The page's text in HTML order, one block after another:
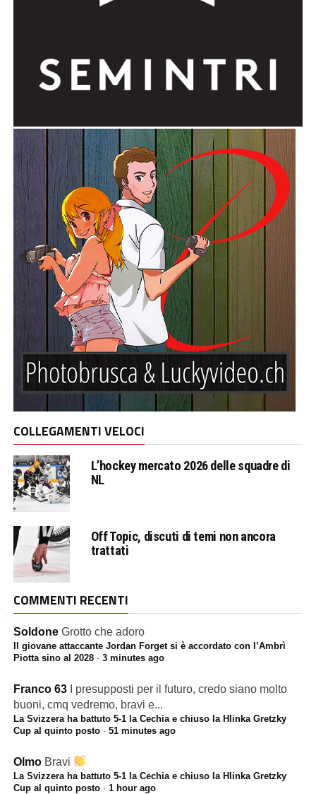
COLLEGAMENTI VELOCI
L’hockey mercato 2026 delle squadre di
NL
Off Topic, discuti di temi non ancora
trattati
COMMENTI RECENTI
Soldone Grotto che adoro
Il giovane attaccante Jordan Forget si è accordato con l’Ambrì
Piotta sino al 2028· 3 minutes ago
Franco 63
I presupposti per il futuro, credo siano molto
buoni, cmq vedremo, bravi e...
La Svizzera ha battuto 5-1 la Cechia e chiuso la Hlinka Gretzky
Cup al quinto posto· 51 minutes ago
Olmo Bravi
La Svizzera ha battuto 5-1 la Cechia e chiuso la Hlinka Gretzky
Cup al quinto posto· 1 hour ago